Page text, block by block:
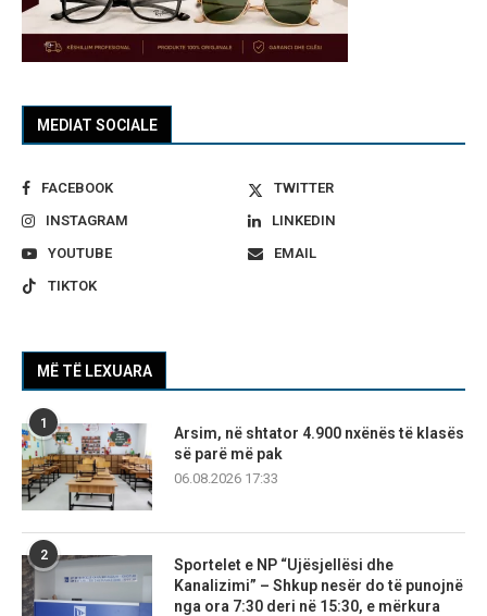
MEDIAT SOCIALE
FACEBOOK
TWITTER
INSTAGRAM
LINKEDIN
YOUTUBE
EMAIL
TIKTOK
MË TË LEXUARA
1
Arsim, në shtator 4.900 nxënës të klasës
së parë më pak
06.08.2026 17:33
2
Sportelet e NP “Ujësjellësi dhe
Kanalizimi” – Shkup nesër do të punojnë
nga ora 7:30 deri në 15:30, e mërkura